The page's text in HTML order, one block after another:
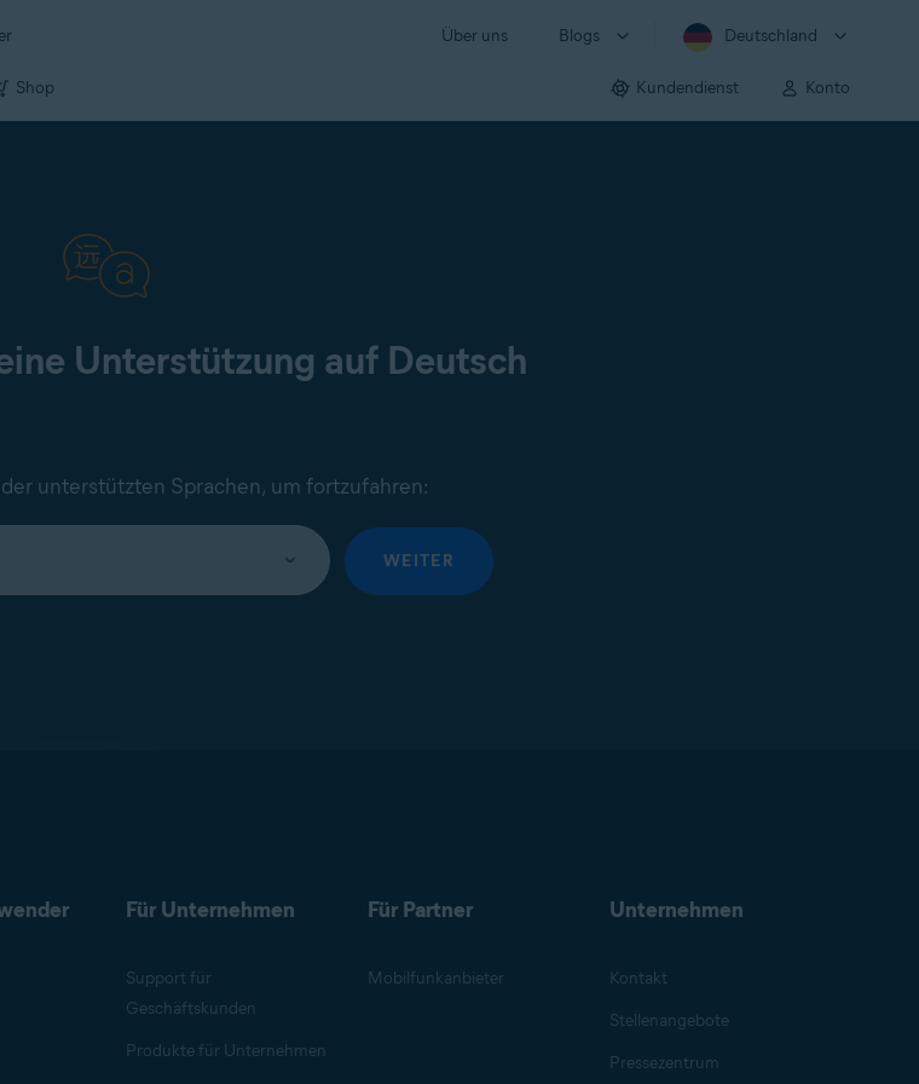
Über uns Blogs Deutschland
Shop Kundendienst Konto
Unterstützung auf Deutsch
unterstützten Sprachen, um fortzufahren:
WEITER
Für Unternehmen
Support für
Geschäftskunden
Produkte für Unternehmen
Für Partner
Mobilfunkanbieter
Unternehmen
Kontakt
Stellenangebote
Pressezentrum